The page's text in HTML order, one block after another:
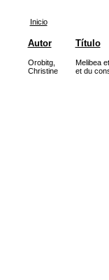
Inicio
Autor Título
Orobitg,
Christine
Melibea
et du